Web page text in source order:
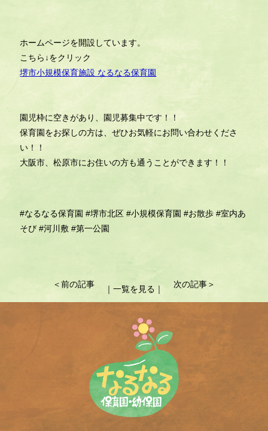
ホームページを開設しています。
こちら↓をクリック
堺市小規模保育施設 なるなる保育園
園児枠に空きがあり、園児募集中です！！
保育園をお探しの方は、ぜひお気軽にお問い合わせくださ
い！！
大阪市、松原市にお住いの方も通うことができます！！
#なるなる保育園 #堺市北区 #小規模保育園 #お散歩 #室内あ
そび #河川敷 #第一公園
稿
＜前の記事 次の記事＞
｜一覧を見る｜